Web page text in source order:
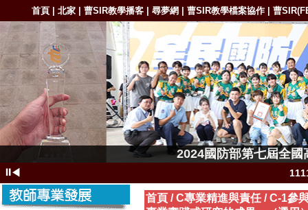
首頁 |北家 |曹SIR教學播客 |尋夢網 |曹SIR教學檔案協作 |曹
2024國防部第七屆全
⏸◀
1111-
1111-1111111
1111-
首頁 /C專業精進與責任 /C-1參